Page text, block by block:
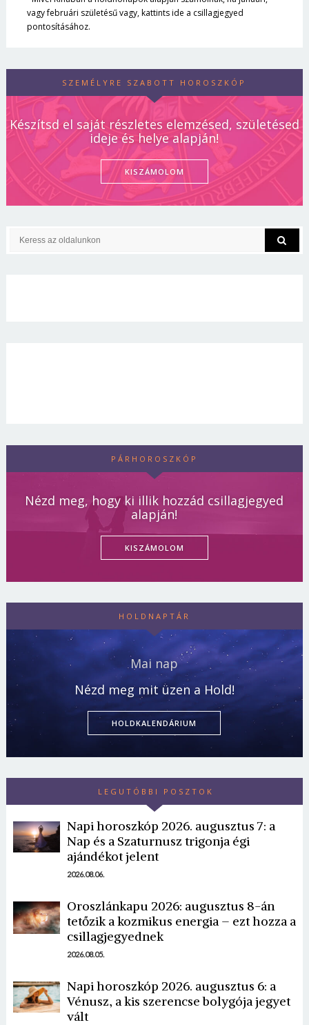
vagy februári születésű vagy, kattints ide a csillagjegyed
pontosításához.
SZEMÉLYRE SZABOTT HOROSZKÓP
Készítsd el saját részletes elemzésed, születésed
ideje és helye alapján!
KISZÁMOLOM
PÁRHOROSZKÓP
Nézd meg, hogy ki illik hozzád csillagjegyed
alapján!
KISZÁMOLOM
HOLDNAPTÁR
Mai nap
Nézd meg mit üzen a Hold!
HOLDKALENDÁRIUM
LEGUTÓBBI POSZTOK
Napi horoszkóp 2026. augusztus 7: a
Nap és a Szaturnusz trigonja égi
ajándékot jelent
2026.08.06.
Oroszlánkapu 2026: augusztus 8-án
tetőzik a kozmikus energia – ezt hozza a
csillagjegyednek
2026.08.05.
Napi horoszkóp 2026. augusztus 6: a
Vénusz, a kis szerencse bolygója jegyet
vált
Borsonline bejelentkezés
E-mail cím vagy felhasználónév